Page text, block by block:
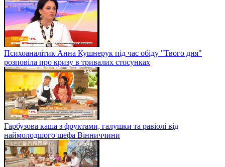
Психоаналітик Анна Кушнерук під час обіду "Твого дня"
розповіла про кризу в тривалих стосунках
Гарбузова каша з фруктами, галушки та равіолі від
наймолодшого шефа Вінниччини